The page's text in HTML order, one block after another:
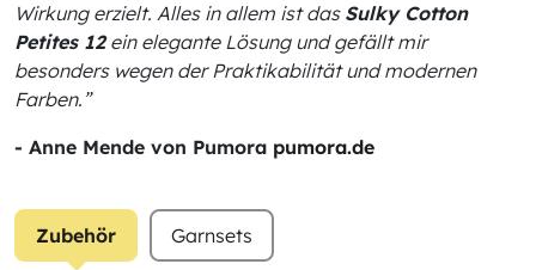
Wirkung erzielt. Alles in allem ist das Sulky Cotton
Petites 12ein elegante Lösung und gefällt mir
besonders wegen der Praktikabilität und modernen
Farben.”
- Anne Mende von Pumora pumora.de
Zubehör Garnsets